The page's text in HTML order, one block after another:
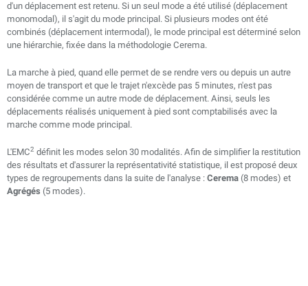
d'un déplacement est retenu. Si un seul mode a été utilisé (déplacement
monomodal), il s'agit du mode principal. Si plusieurs modes ont été
combinés (déplacement intermodal), le mode principal est déterminé selon
une hiérarchie, fixée dans la méthodologie Cerema.
La marche à pied, quand elle permet de se rendre vers ou depuis un autre
moyen de transport et que le trajet n'excède pas 5 minutes, n'est pas
considérée comme un autre mode de déplacement. Ainsi, seuls les
déplacements réalisés uniquement à pied sont comptabilisés avec la
marche comme mode principal.
L'EMC2 définit les modes selon 30 modalités. Afin de simplifier la restitution
des résultats et d'assurer la représentativité statistique, il est proposé deux
types de regroupements dans la suite de l'analyse : Cerema (8 modes) et
Agrégés (5 modes).